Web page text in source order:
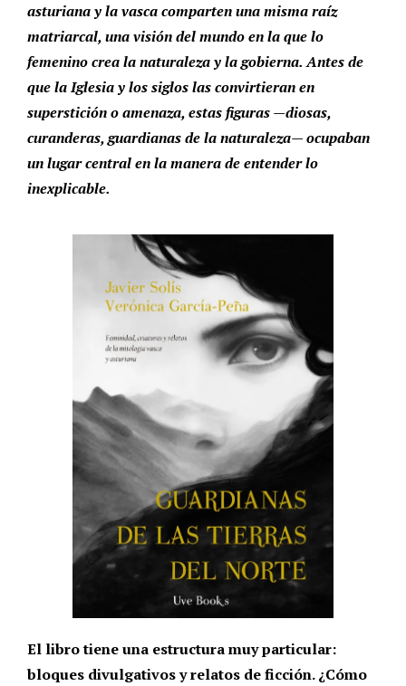
asturiana y la vasca comparten una misma raíz
matriarcal, una visión del mundo en la que lo
femenino crea la naturaleza y la gobierna. Antes de
que la Iglesia y los siglos las convirtieran en
superstición o amenaza, estas figuras —diosas,
curanderas, guardianas de la naturaleza— ocupaban
un lugar central en la manera de entender lo
inexplicable.
El libro tiene una estructura muy particular:
bloques divulgativos y relatos de ficción. ¿Cómo